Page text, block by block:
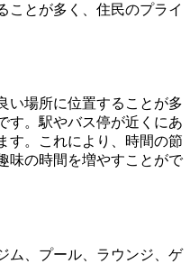
ことが多く、住民のプライ
い場所に位置することが多
す。駅やバス停が近くにあ
す。これにより、時間の節
味の時間を増やすことがで
ム、プール、ラウンジ、ゲ